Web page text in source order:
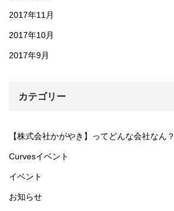
2017年11月
2017年10月
2017年9月
カテゴリー
【株式会社かがやき】ってどんな会社なん？
Curvesイベント
イベント
お知らせ